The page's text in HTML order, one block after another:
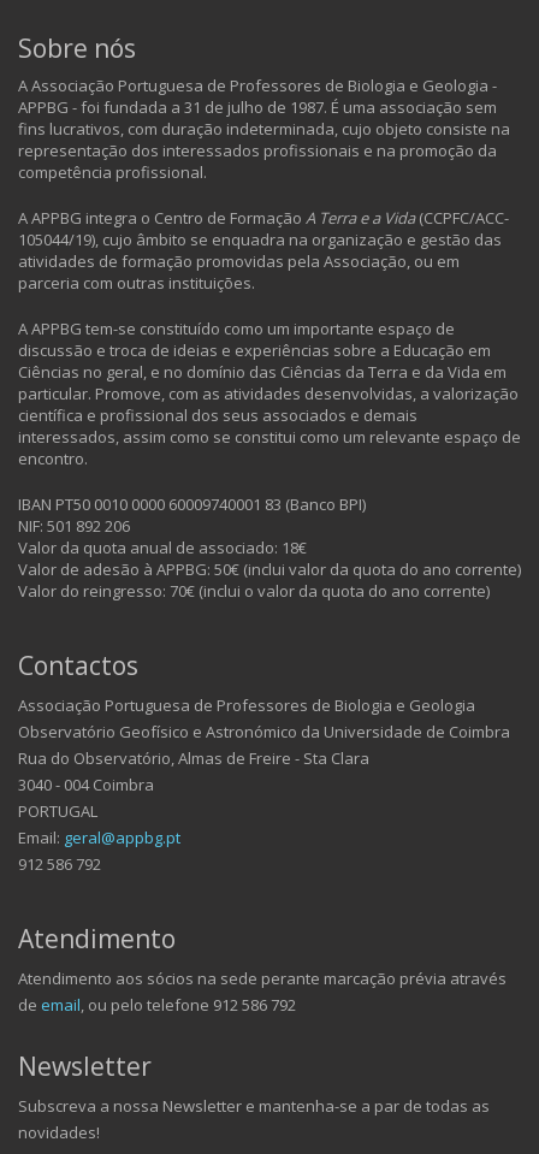
Sobre nós
A Associação Portuguesa de Professores de Biologia e Geologia -
APPBG - foi fundada a 31 de julho de 1987. É uma associação sem
fins lucrativos, com duração indeterminada, cujo objeto consiste na
representação dos interessados profissionais e na promoção da
competência profissional.
A APPBG integra o Centro de Formação A Terra e a Vida(CCPFC/ACC-
105044/19), cujo âmbito se enquadra na organização e gestão das
atividades de formação promovidas pela Associação, ou em
parceria com outras instituições.
A APPBG tem-se constituído como um importante espaço de
discussão e troca de ideias e experiências sobre a Educação em
Ciências no geral, e no domínio das Ciências da Terra e da Vida em
particular. Promove, com as atividades desenvolvidas, a valorização
científica e profissional dos seus associados e demais
interessados, assim como se constitui como um relevante espaço de
encontro.
IBAN PT50 0010 0000 60009740001 83 (Banco BPI)
NIF: 501 892 206
Valor da quota anual de associado: 18€
Valor de adesão à APPBG: 50€ (inclui valor da quota do ano corrente)
Valor do reingresso: 70€ (inclui o valor da quota do ano corrente)
Contactos
Associação Portuguesa de Professores de Biologia e Geologia
Observatório Geofísico e Astronómico da Universidade de Coimbra
Rua do Observatório, Almas de Freire - Sta Clara
3040 - 004 Coimbra
PORTUGAL
Email: geral@appbg.pt
912 586 792
Atendimento
Atendimento aos sócios na sede perante marcação prévia através
de email , ou pelo telefone 912 586 792
Newsletter
Subscreva a nossa Newsletter e mantenha-se a par de todas as
novidades!